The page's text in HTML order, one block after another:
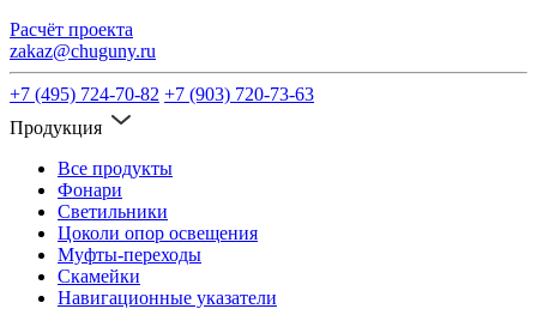
Расчёт проекта
zakaz@chuguny.ru
+7 (495) 724-70-82 +7 (903) 720-73-63
Продукция
Все продукты
Фонари
Светильники
Цоколи опор освещения
Муфты-переходы
Скамейки
Навигационные указатели